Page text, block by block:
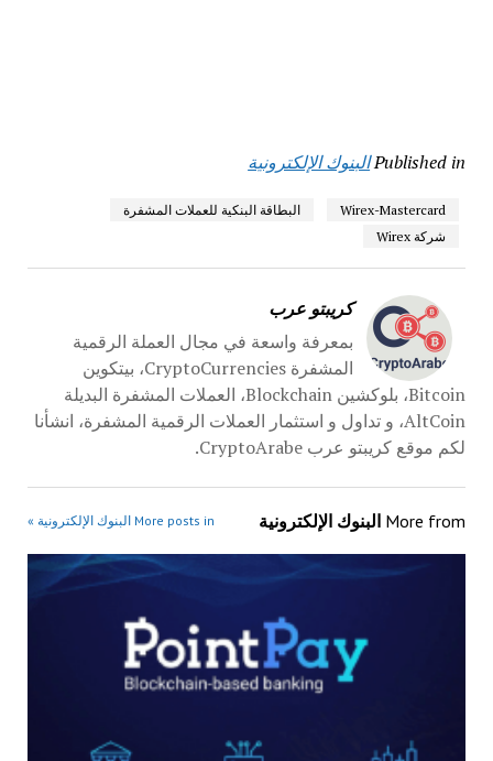
Published inالبنوك الإلكترونية
Wirex-Mastercard
البطاقة البنكية للعملات المشفرة
شركة Wirex
كريبتو عرب
بمعرفة واسعة في مجال العملة الرقمية
المشفرة CryptoCurrencies، بيتكوين
Bitcoin، بلوكشين Blockchain، العملات المشفرة البديلة
AltCoin، و تداول و استثمار العملات الرقمية المشفرة، انشأنا
لكم موقع كريبتو عرب CryptoArabe.
More from البنوك الإلكترونية More posts in البنوك الإلكترونية »